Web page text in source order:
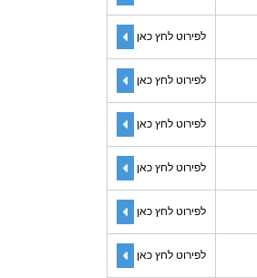
לפירוט לחץ כאן
לפירוט לחץ כאן
לפירוט לחץ כאן
לפירוט לחץ כאן
לפירוט לחץ כאן
לפירוט לחץ כאן